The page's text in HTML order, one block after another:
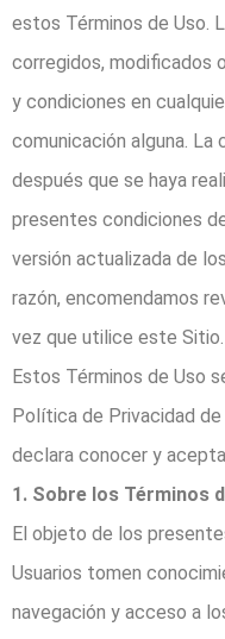
estos Términos de Uso.
corregidos, modificados
y condiciones en
comunicación alguna. La
después que se haya
presentes condiciones
versión actualizada de
razón, encomendamos
vez que utilice este Sitio.
Estos Términos de Uso
Política de Privacidad
declara conocer y
1. Sobre los Términos
El objeto de los
Usuarios tomen
navegación y acceso a